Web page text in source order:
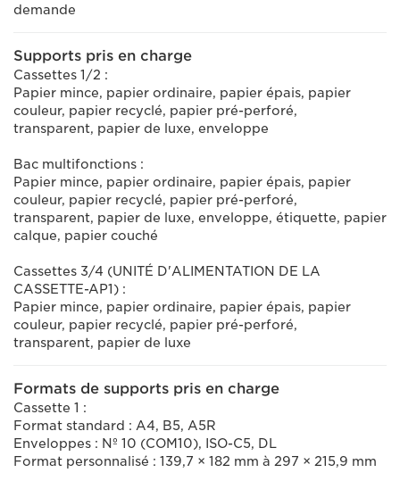
demande
Supports pris en charge
Cassettes 1/2 :
Papier mince, papier ordinaire, papier épais, papier
couleur, papier recyclé, papier pré-perforé,
transparent, papier de luxe, enveloppe
Bac multifonctions :
Papier mince, papier ordinaire, papier épais, papier
couleur, papier recyclé, papier pré-perforé,
transparent, papier de luxe, enveloppe, étiquette, papier
calque, papier couché
Cassettes 3/4 (UNITÉ D'ALIMENTATION DE LA
CASSETTE-AP1) :
Papier mince, papier ordinaire, papier épais, papier
couleur, papier recyclé, papier pré-perforé,
transparent, papier de luxe
Formats de supports pris en charge
Cassette 1 :
Format standard : A4, B5, A5R
Enveloppes : Nº 10 (COM10), ISO-C5, DL
Format personnalisé : 139,7 × 182 mm à 297 × 215,9 mm